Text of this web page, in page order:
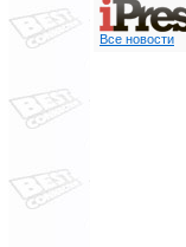
Все новости